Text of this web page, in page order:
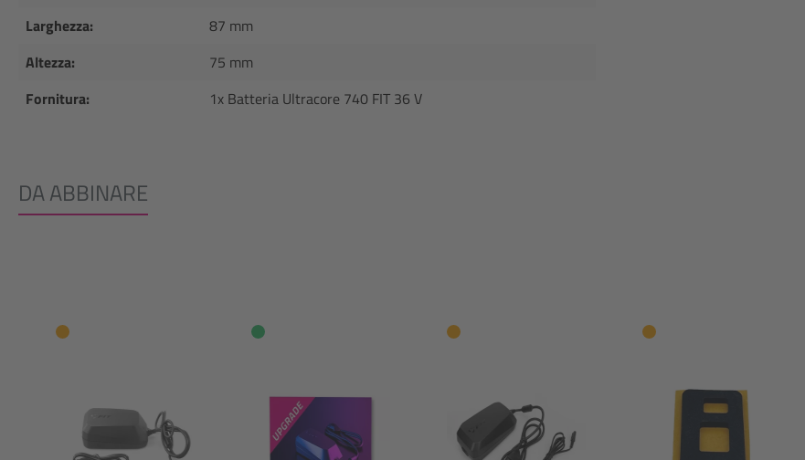
Larghezza:
87 mm
Altezza:
75 mm
Fornitura:
1x Batteria Ultracore 740 FIT 36 V
DA ABBINARE